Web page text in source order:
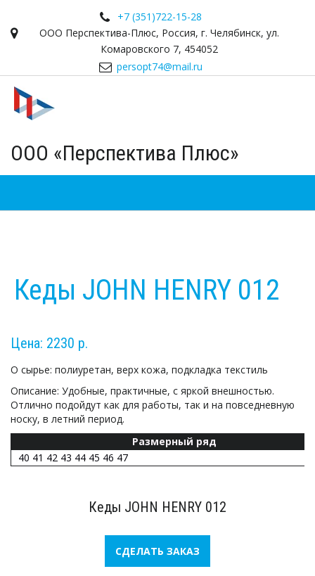
+7 (351)722-15-28
ООО Перспектива-Плюс, Россия, г. Челябинск, ул.
Комаровского 7, 454052
persopt74@mail.ru
ООО «Перспектива Плюс»
Кеды JOHN HENRY 012
Цена: 2230 р.
О сырье: полиуретан, верх кожа, подкладка текстиль
Описание: Удобные, практичные, с яркой внешностью.
Отлично подойдут как для работы, так и на повседневную
носку, в летний период.
Размерный ряд
40 41 42 43 44 45 46 47
Кеды JOHN HENRY 012
СДЕЛАТЬ ЗАКАЗ